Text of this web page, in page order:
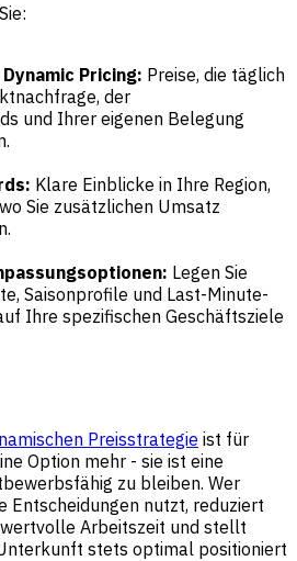
Pricing: Preise, die täglich
der
und Ihrer eigenen Belegung
Klare Einblicke in Ihre Region,
Sie zusätzlichen Umsatz
Legen Sie
Saisonprofile und Last-Minute-
Ihre spezifischen Geschäftsziele
Preisstrategie ist für
Option mehr - sie ist eine
zu bleiben. Wer
Entscheidungen nutzt, reduziert
Arbeitszeit und stellt
stets optimal positioniert